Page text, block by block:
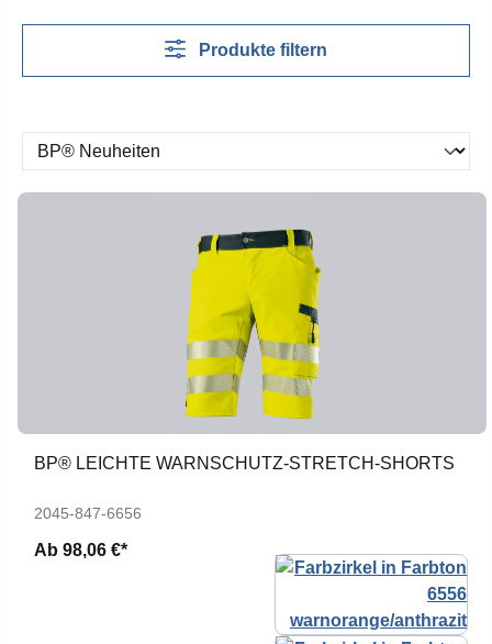
Produkte filtern
BP® LEICHTE WARNSCHUTZ-STRETCH-SHORTS
2045-847-6656
Ab 98,06 €*